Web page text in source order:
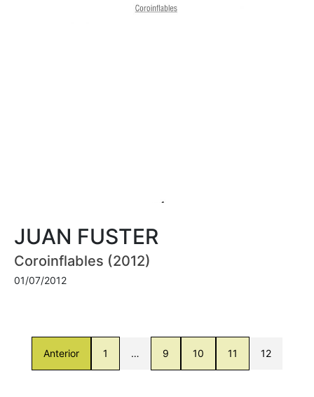
JUAN FUSTER
Coroinflables (2012)
01/07/2012
Anterior 1 … 9 10 11 12